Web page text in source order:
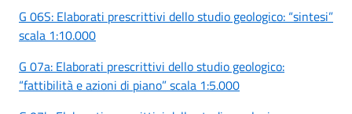
G 06S: Elaborati prescrittivi dello studio geologico: “sintesi”
scala 1:10.000
G 07a: Elaborati prescrittivi dello studio geologico:
“fattibilità e azioni di piano” scala 1:5.000